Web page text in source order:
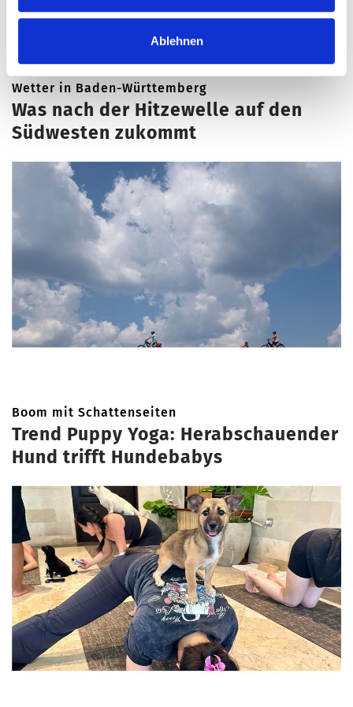
Ablehnen
Wetter in Baden-Württemberg
Was nach der Hitzewelle auf den
Südwesten zukommt
Boom mit Schattenseiten
Trend Puppy Yoga: Herabschauender
Hund trifft Hundebabys